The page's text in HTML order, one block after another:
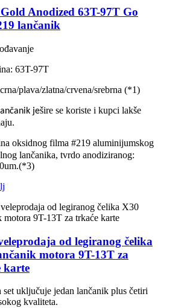
Anodized 63T-97T Go
lančanik
63T-97T
plava/zlatna/crvena/srebrna (*1)
ješire se koriste i kupci lakše
oksidnog filma #219 aluminijumskog
lančanika, tvrdo anodiziranog:
od legiranog čelika
motora 9T-13T za
karte
set uključuje jedan lančanik plus četiri
kvaliteta.